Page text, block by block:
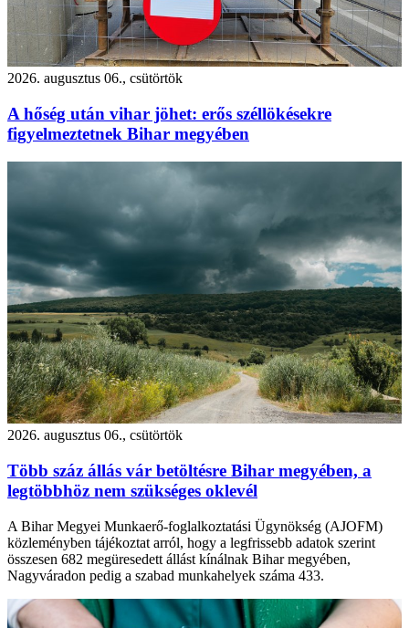
2026. augusztus 06., csütörtök
A hőség után vihar jöhet: erős széllökésekre
figyelmeztetnek Bihar megyében
2026. augusztus 06., csütörtök
Több száz állás vár betöltésre Bihar megyében, a
legtöbbhöz nem szükséges oklevél
A Bihar Megyei Munkaerő-foglalkoztatási Ügynökség (AJOFM)
közleményben tájékoztat arról, hogy a legfrissebb adatok szerint
összesen 682 megüresedett állást kínálnak Bihar megyében,
Nagyváradon pedig a szabad munkahelyek száma 433.